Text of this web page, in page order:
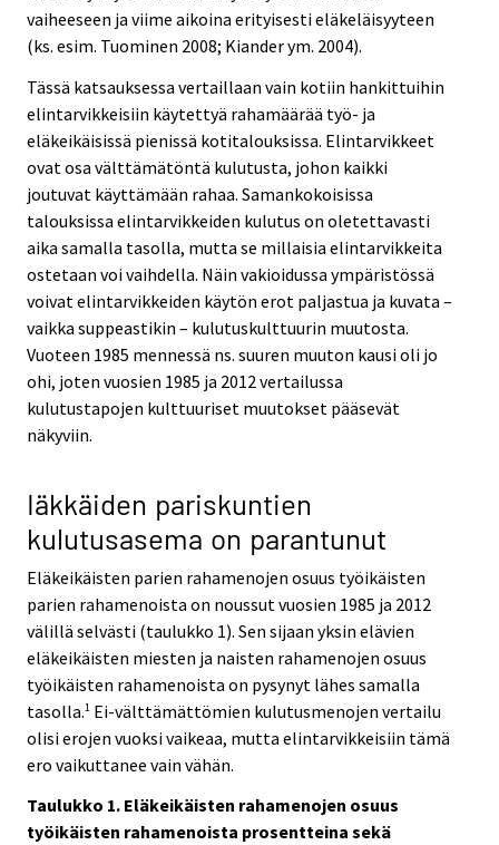
vaiheeseen ja viime aikoina erityisesti eläkeläisyyteen
(ks. esim. Tuominen 2008; Kiander ym. 2004).
Tässä katsauksessa vertaillaan vain kotiin hankittuihin
elintarvikkeisiin käytettyä rahamäärää työ- ja
eläkeikäisissä pienissä kotitalouksissa. Elintarvikkeet
ovat osa välttämätöntä kulutusta, johon kaikki
joutuvat käyttämään rahaa. Samankokoisissa
talouksissa elintarvikkeiden kulutus on oletettavasti
aika samalla tasolla, mutta se millaisia elintarvikkeita
ostetaan voi vaihdella. Näin vakioidussa ympäristössä
voivat elintarvikkeiden käytön erot paljastua ja kuvata –
vaikka suppeastikin – kulutuskulttuurin muutosta.
Vuoteen 1985 mennessä ns. suuren muuton kausi oli jo
ohi, joten vuosien 1985 ja 2012 vertailussa
kulutustapojen kulttuuriset muutokset pääsevät
näkyviin.
Iäkkäiden pariskuntien
kulutusasema on parantunut
Eläkeikäisten parien rahamenojen osuus työikäisten
parien rahamenoista on noussut vuosien 1985 ja 2012
välillä selvästi (taulukko 1). Sen sijaan yksin elävien
eläkeikäisten miesten ja naisten rahamenojen osuus
työikäisten rahamenoista on pysynyt lähes samalla
tasolla.1 Ei-välttämättömien kulutusmenojen vertailu
olisi erojen vuoksi vaikeaa, mutta elintarvikkeisiin tämä
ero vaikuttanee vain vähän.
Taulukko 1. Eläkeikäisten rahamenojen osuus
työikäisten rahamenoista prosentteina sekä